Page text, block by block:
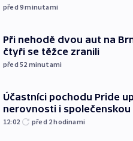
před 9minutami
Při nehodě dvou aut na
čtyři se těžce zranili
před 52 minutami
Účastníci pochodu Pride
nerovnosti i
12:02 před 2hodinami